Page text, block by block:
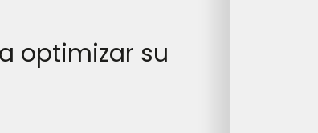
optimizar su